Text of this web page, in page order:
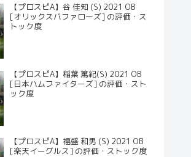
【プロスピA】谷 佳知 (S) 2021 OB
[オリックスバファローズ] の評価・ス
トック度
【プロスピA】稲葉 篤紀(S) 2021 OB
[日本ハムファイターズ] の評価・スト
ック度
【プロスピA】福盛 和男 (S) 2021 OB
[楽天イーグルス] の評価・ストック度